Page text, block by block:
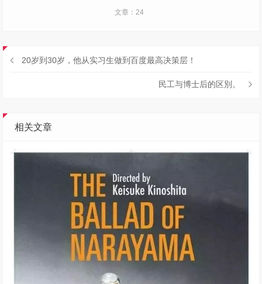
文章：24
20岁到30岁，他从实习生做到百度最高决策层！
民工与博士后的区別。
相关文章